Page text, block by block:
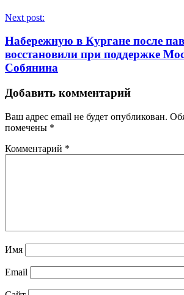
Next post:
Набережную в Кургане после
восстановили при поддержке
Собянина
Добавить комментарий
Ваш адрес email не будет опубликован.
помечены *
Комментарий *
Имя
Email